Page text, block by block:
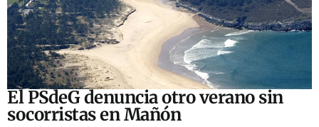
El PSdeG denuncia otro verano sin
socorristas en Mañón